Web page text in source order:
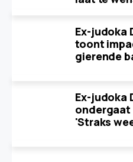
Ex-judoka
toont
gierende
Ex-judoka
'Straks